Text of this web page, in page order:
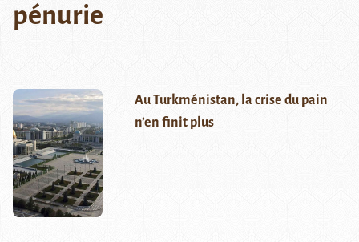
pénurie
Au Turkménistan, la crise du pain
n’en finit plus